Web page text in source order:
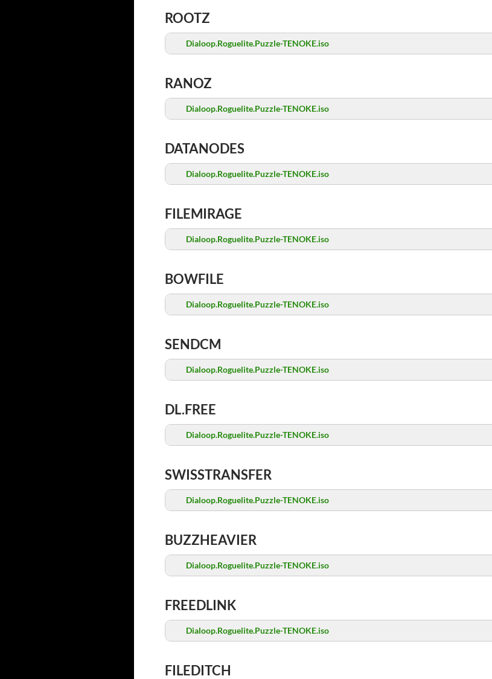
ROOTZ
Dialoop.Roguelite.Puzzle-TENOKE.iso
RANOZ
Dialoop.Roguelite.Puzzle-TENOKE.iso
DATANODES
Dialoop.Roguelite.Puzzle-TENOKE.iso
FILEMIRAGE
Dialoop.Roguelite.Puzzle-TENOKE.iso
BOWFILE
Dialoop.Roguelite.Puzzle-TENOKE.iso
SENDCM
Dialoop.Roguelite.Puzzle-TENOKE.iso
DL.FREE
Dialoop.Roguelite.Puzzle-TENOKE.iso
SWISSTRANSFER
Dialoop.Roguelite.Puzzle-TENOKE.iso
BUZZHEAVIER
Dialoop.Roguelite.Puzzle-TENOKE.iso
FREEDLINK
Dialoop.Roguelite.Puzzle-TENOKE.iso
FILEDITCH